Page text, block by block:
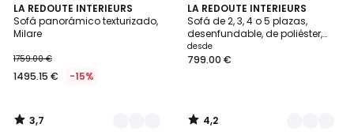
LA REDOUTE INTERIEURS
Sofá panorámico texturizado,
Milare
1759.00 €
1495.15 € -15%
3,7
/ 5
2
Colores
3,7
/
LA REDOUTE INTERIEURS
Sofá de 2, 3, 4 o 5 plazas,
desenfundable, de poliéster,
ODNA
desde
799.00 €
4,2
/ 5
4
Colores
4,2
/